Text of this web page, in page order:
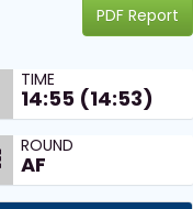
PDF Report
TIME
14:55 (14:53)
ROUND
AF